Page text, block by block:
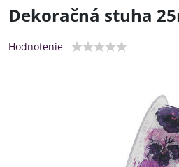
Dekoračná stuha
Hodnotenie